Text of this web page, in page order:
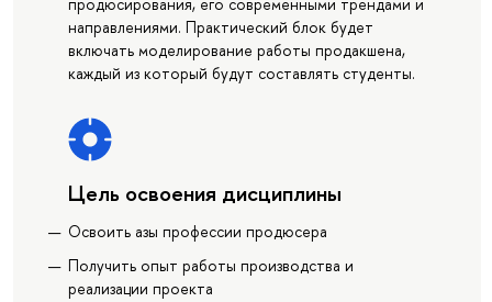
продюсирования, его современными трендами и
направлениями. Практический блок будет
включать моделирование работы продакшена,
каждый из который будут составлять студенты.
Цель освоения дисциплины
Освоить азы профессии продюсера
Получить опыт работы производства и
реализации проекта